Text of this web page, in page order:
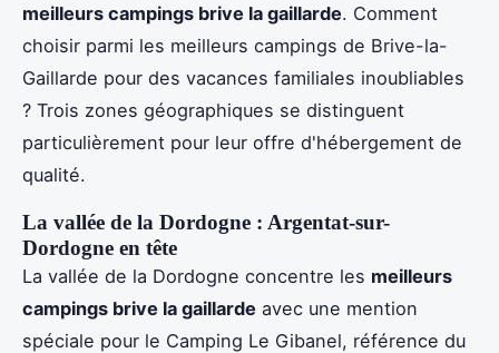
meilleurs campings brive la gaillarde. Comment
choisir parmi les meilleurs campings de Brive-la-
Gaillarde pour des vacances familiales inoubliables
? Trois zones géographiques se distinguent
particulièrement pour leur offre d'hébergement de
qualité.
La vallée de la Dordogne : Argentat-sur-
Dordogne en tête
La vallée de la Dordogne concentre les meilleurs
campings brive la gaillarde avec une mention
spéciale pour le Camping Le Gibanel, référence du